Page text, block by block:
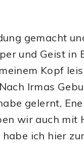
gemacht
und Geist in
Kopf
Irmas
gelernt,
wir auch mit
ich hier